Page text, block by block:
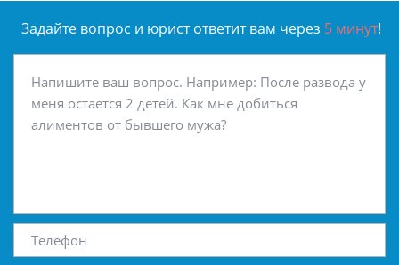
Задайте вопрос и юрист ответит вам через 5 минут!